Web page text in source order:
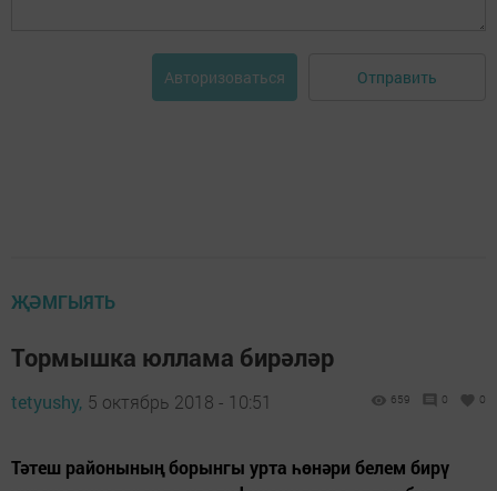
Авторизоваться Отправить
ҖӘМГЫЯТЬ
Тормышка юллама бирәләр
tetyushy, 5 октябрь 2018 - 10:51 659 0 0
Тәтеш районының борынгы урта һөнәри белем бирү